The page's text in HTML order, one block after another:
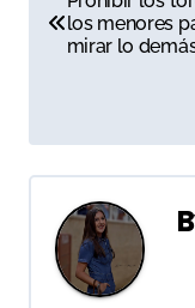
a
e
g
los menores
mirar lo